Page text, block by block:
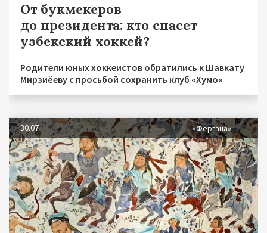
От букмекеров
до президента: кто спасет
узбекский хоккей?
Родители юных хоккеистов обратились к Шавкату
Мирзиёеву с просьбой сохранить клуб «Хумо»
30.07 «Фергана»